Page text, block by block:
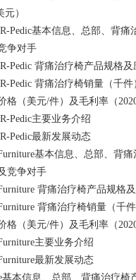
）
争对手
格（美元/件）及毛利率（
竞争对手
格（美元/件）及毛利率（